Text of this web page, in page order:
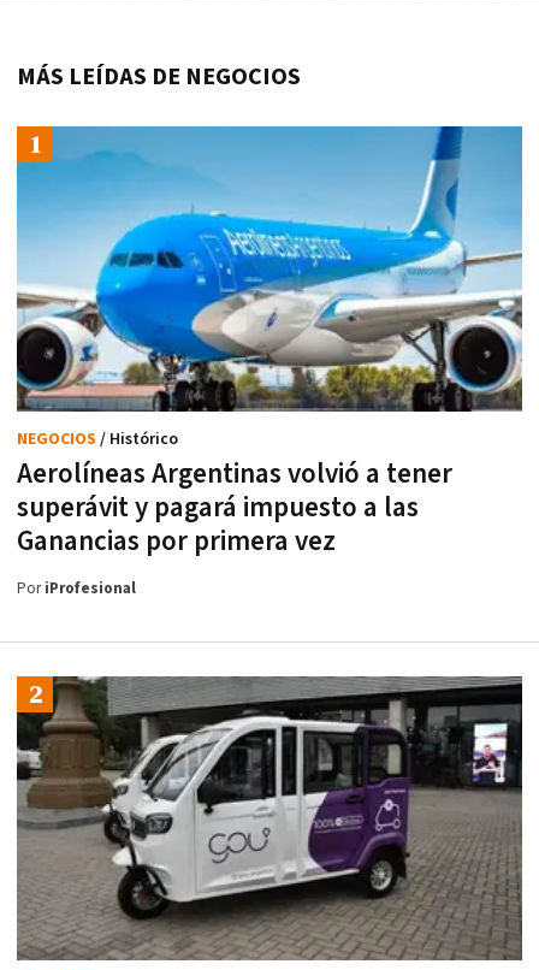
MÁS LEÍDAS DE NEGOCIOS
Aerolíneas Argentinas volvió a tener
superávit y pagará impuesto a las
Ganancias por primera vez
NEGOCIOS / Histórico
PoriProfesional